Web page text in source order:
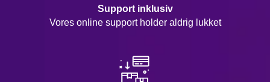
Support inklusiv
Vores online support holder aldrig lukket